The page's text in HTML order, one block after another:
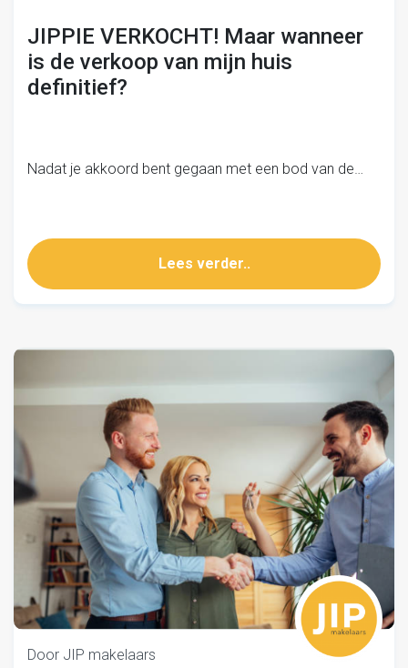
JIPPIE VERKOCHT! Maar wanneer
is de verkoop van mijn huis
definitief?
Nadat je akkoord bent gegaan met een bod van de…
Lees verder..
Door JIP makelaars